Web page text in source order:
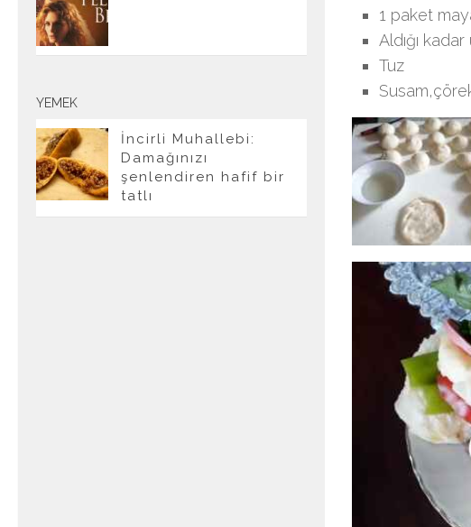
1 paket
Aldığı kadar
Tuz
YEMEK
İncirli Muhallebi:
Damağınızı
şenlendiren hafif bir
tatlı